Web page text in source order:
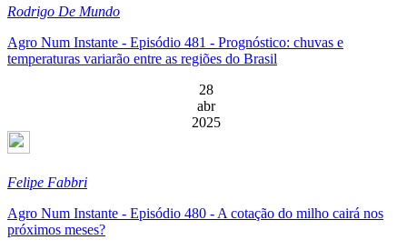
Rodrigo De Mundo
Agro Num Instante - Episódio 481 - Prognóstico: chuvas e
temperaturas variarão entre as regiões do Brasil
28
abr
2025
Felipe Fabbri
Agro Num Instante - Episódio 480 - A cotação do milho cairá nos
próximos meses?